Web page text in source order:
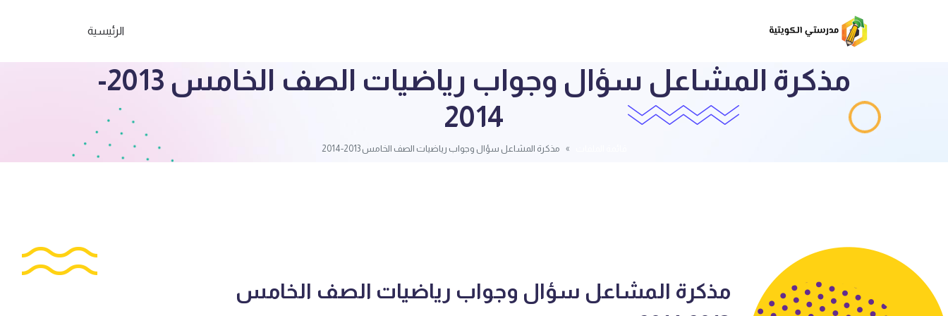
الرئيسية
مذكرة المشاعل سؤال وجواب رياضيات الصف الخامس 2013-
2014
مذكرة المشاعل سؤال وجواب رياضيات الصف الخامس 2013-2014
مذكرة المشاعل سؤال وجواب رياضيات الصف الخامس